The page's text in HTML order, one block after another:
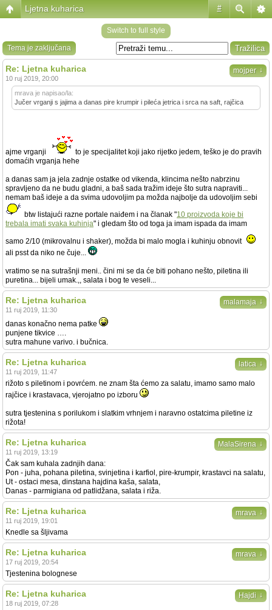
#
Ljetna kuharica
Switch to full style
Tema je zaključana
mojper ↓
Re: Ljetna kuharica
10 ruj 2019, 20:00
mrava je napisao/la:
Jučer vrganji s jajima a danas pire krumpir i pileća jetrica i srca na saft, rajčica
ajme vrganji
to je specijalitet koji jako rijetko jedem, teško je do pravih
domaćih vrganja hehe
a danas sam ja jela zadnje ostatke od vikenda, klincima nešto nabrzinu
spravljeno da ne budu gladni, a baš sada tražim ideje što sutra napraviti...
nemam baš ideje a da svima udovoljim pa možda najbolje da udovoljim sebi
btw listajući razne portale naiđem i na članak "10 proizvoda koje bi
trebala imati svaka kuhinja" i gledam što od toga ja imam ispada da imam
samo 2/10 (mikrovalnu i shaker), možda bi malo mogla i kuhinju obnovit
ali psst da niko ne čuje...
vratimo se na sutrašnji meni.. čini mi se da će biti pohano nešto, piletina ili
puretina... bijeli umak.,, salata i bog te veseli...
malamaja ↓
Re: Ljetna kuharica
11 ruj 2019, 11:30
danas konačno nema patke
punjene tikvice ….
sutra mahune varivo. i bučnica.
latica ↓
Re: Ljetna kuharica
11 ruj 2019, 11:47
rižoto s piletinom i povrćem. ne znam šta ćemo za salatu, imamo samo malo
rajčice i krastavaca, vjerojatno po izboru
sutra tjestenina s porilukom i slatkim vrhnjem i naravno ostatcima piletine iz
rižota!
MalaSirena ↓
Re: Ljetna kuharica
11 ruj 2019, 13:19
Čak sam kuhala zadnjih dana:
Pon - juha, pohana piletina, svinjetina i karfiol, pire-krumpir, krastavci na salatu,
Ut - ostaci mesa, dinstana hajdina kaša, salata,
Danas - parmigiana od patlidžana, salata i riža.
mrava ↓
Re: Ljetna kuharica
11 ruj 2019, 19:01
Knedle sa šljivama
mrava ↓
Re: Ljetna kuharica
17 ruj 2019, 20:54
Tjestenina bolognese
Hajdi ↓
Re: Ljetna kuharica
18 ruj 2019, 07:28